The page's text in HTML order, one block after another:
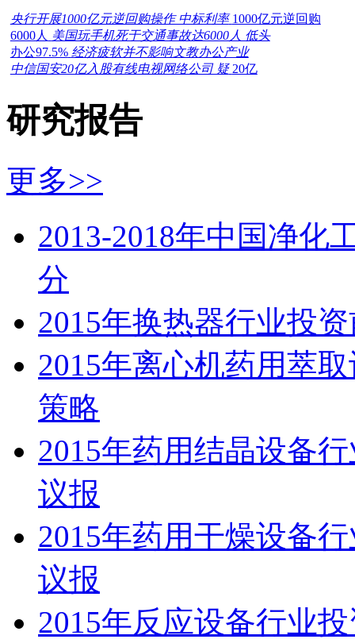
央行开展1000亿元逆回购操作 中标利率 1000亿元逆回购
6000人 美国玩手机死于交通事故达6000人 低头
办公97.5% 经济疲软并不影响文教办公产业
中信国安20亿入股有线电视网络公司 疑 20亿
研究报告
更多>>
2013-2018年中国净化
分
2015年换热器行业投
2015年离心机药用萃
策略
2015年药用结晶设备
议报
2015年药用干燥设备
议报
2015年反应设备行业